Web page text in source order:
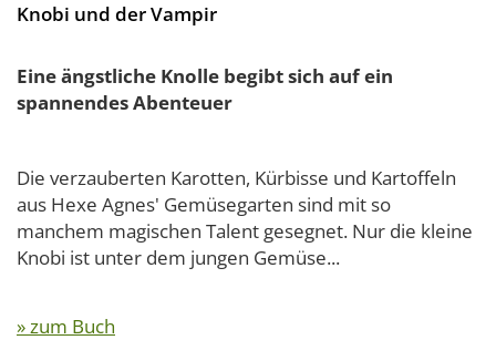
Knobi und der Vampir
Eine ängstliche Knolle begibt sich auf ein
spannendes Abenteuer
Die verzauberten Karotten, Kürbisse und Kartoffeln
aus Hexe Agnes' Gemüsegarten sind mit so
manchem magischen Talent gesegnet. Nur die kleine
Knobi ist unter dem jungen Gemüse...
» zum Buch